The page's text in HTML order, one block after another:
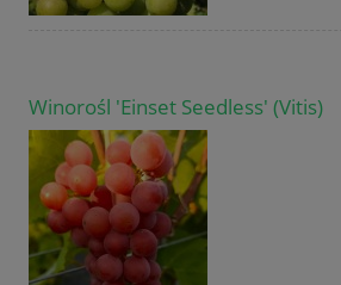
Winorośl 'Einset Seedless' (Vitis)